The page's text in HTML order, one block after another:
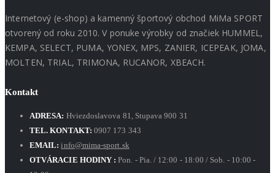
Internetový (e-shop) a kamenný športový obchod MiMa SPORT
otvorený od roku 2010. V ponuke výrobky od značiek HUMMEL,
KEMPA, SELECT, PUMA, YONEX, MPS, ZANIER, ICEPEAK, JOMA,
MOLTEN, TRIAL, TRIMONA, RUCANOR, XBEACH.
Kontakt
ADRESA: Hviezdoslavova 81, Stupava 900 31
TEL. KONTAKT: 0907 173 343
EMAIL: info@mima-sport.sk
OTVÁRACIE HODINY : Pon. - Pia. / 12:00 - 18:00 / Sob. - 10:00 -